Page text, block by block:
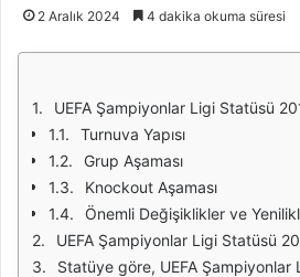
2 Aralık 2024 4 dakika okuma süresi
UEFA Şampiyonlar Ligi Statüsü
Turnuva Yapısı
Grup Aşaması
Knockout Aşaması
Önemli Değişiklikler ve
UEFA Şampiyonlar Ligi Statüsü 2018, turnuvanın organizasyonu ve işleyişi hakkında detaylı bilgiler sunmaktadır. Bu statü, UEFA'nın Avrupa'nın en prestijli kulüp turnuvasını nasıl yöneteceğine dair temel kuralları
Statüye göre, UEFA Şampiyonlar Ligi'ne katılma hakkı, ulusal liglerde belirli başarılar elde eden takımlara verilmektedir. Her ülkenin lig sıralamasına göre belirli sayıda takım, doğrudan grup aşamasına katılma hakkı kazanırken,